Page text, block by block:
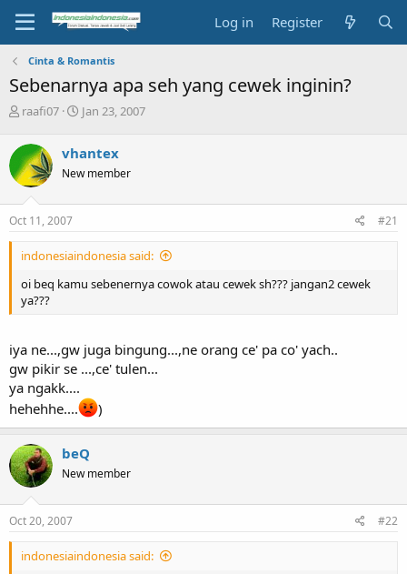
Log in Register
Cinta & Romantis
Sebenarnya apa seh yang cewek inginin?
T
r
e
a
d
s
t
r
e
r
raafi07
S
r
t
a
Jan 23, 2007
vhantex
New member
Oct 11, 2007 #21
indonesiaindonesia said:
oi beq kamu sebenernya cowok atau cewek sh??? jangan2 cewek
ya???
iya ne...,gw juga bingung...,ne orang ce' pa co' yach..
gw pikir se ...,ce' tulen...
ya ngakk....
hehehhe....
)
beQ
New member
Oct 20, 2007 #22
indonesiaindonesia said: